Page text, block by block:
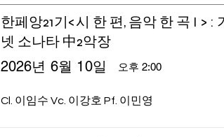
한페앙21기<시 한 편, 음악 한 곡 I >
넷 소나타 中2악장
오후 2:00
2026년 6월 10일
Cl. 이임수 Vc. 이강호 Pf. 이민영